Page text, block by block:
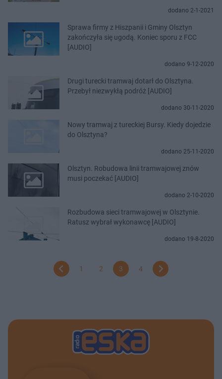
dodano 2-1-2021
Sprawa firmy z Hiszpanii i Gminy Olsztyn
zakończyła się ugodą. Koniec sporu z FCC
[AUDIO]
dodano 9-12-2020
Drugi turecki tramwaj dotarł do Olsztyna.
Przebył niezwykłą podróż [AUDIO]
dodano 30-11-2020
Nowy tramwaj z tureckiej Bursy. Kiedy dojedzie
do Olsztyna?
dodano 25-11-2020
Olsztyn. Robudowa linii tramwajowej znów
musi poczekać [AUDIO]
dodano 2-10-2020
Rozbudowa sieci tramwajowej w Olsztynie.
Ratusz wybrał wykonawcę [AUDIO]
dodano 19-8-2020
1 2 3 4